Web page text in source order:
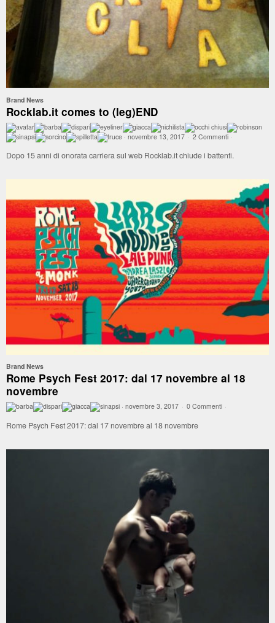
Brand News
Rocklab.it comes to (leg)END
· novembre 13, 2017 · 2 Commenti ·
Dopo 15 anni di onorata carriera sul web Rocklab.it chiude i battenti.
Brand News
Rome Psych Fest 2017: dal 17 novembre al 18
novembre
· novembre 3, 2017 · 0 Commenti ·
Rome Psych Fest 2017: dal 17 novembre al 18 novembre